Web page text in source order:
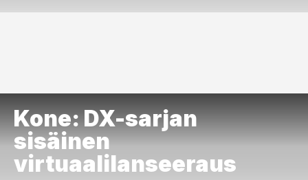
Kone: DX-sarjan
sisäinen
virtuaalilanseeraus